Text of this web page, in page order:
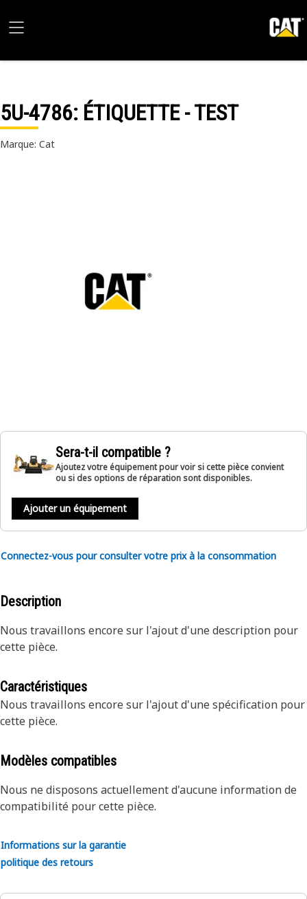
5U-4786: ÉTIQUETTE - TEST
Marque: Cat
Sera-t-il compatible ?
Ajoutez votre équipement pour voir si cette pièce convient
ou si des options de réparation sont disponibles.
Ajouter un équipement
Connectez-vous pour consulter votre prix à la consommation
Description
Nous travaillons encore sur l'ajout d'une description pour
cette pièce.
Caractéristiques
Nous travaillons encore sur l'ajout d'une spécification pour
cette pièce.
Modèles compatibles
Nous ne disposons actuellement d'aucune information de
compatibilité pour cette pièce.
Informations sur la garantie
politique des retours